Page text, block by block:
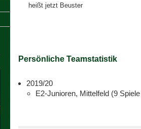
heißt jetzt Beuster
Persönliche Teamstatistik
2019/20
E2-Junioren, Mittelfeld (9